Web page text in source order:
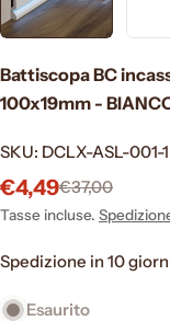
Battiscopa BC
100x19mm -
SKU: DCLX-ASL-001-1
Prezzo
di
€4,49
Prezzo
normale
€37,00
Tasse incluse.
Spedizione in 10
Esaurito